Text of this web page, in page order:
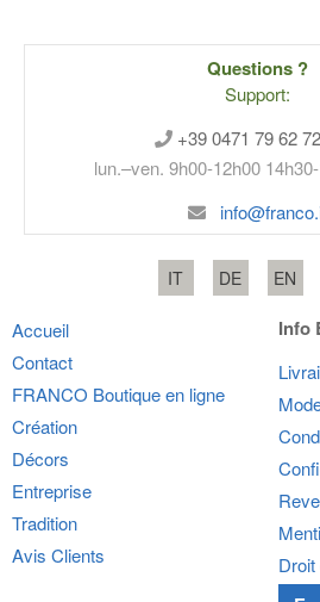
Questions ?
Support:
+39 0471 79 62 72
lun.–ven. 9h00-12h00
IT DE EN
Accueil
Contact
FRANCO Boutique en ligne
Création
Décors
Entreprise
Tradition
Avis Clients
Info